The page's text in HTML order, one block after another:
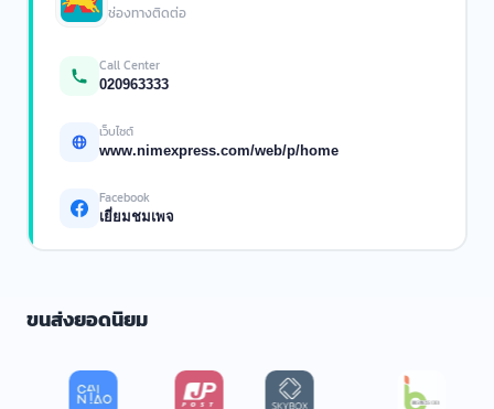
ช่องทางติดต่อ
Call Center
020963333
เว็บไซต์
www.nimexpress.com/web/p/home
Facebook
เยี่ยมชมเพจ
ขนส่งยอดนิยม